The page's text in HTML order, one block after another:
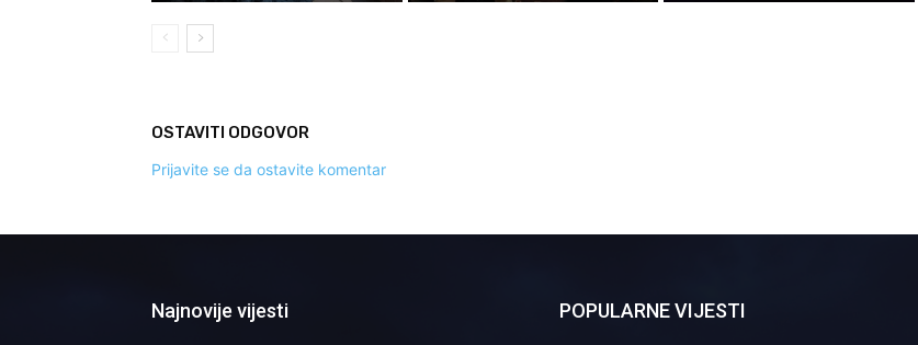
OSTAVITI ODGOVOR
Prijavite se da ostavite komentar
Najnovije vijesti POPULARNE VIJESTI